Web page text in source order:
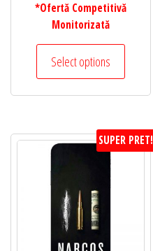
*Ofertă Competitivă
Monitorizată
Select options
SUPER PRET!